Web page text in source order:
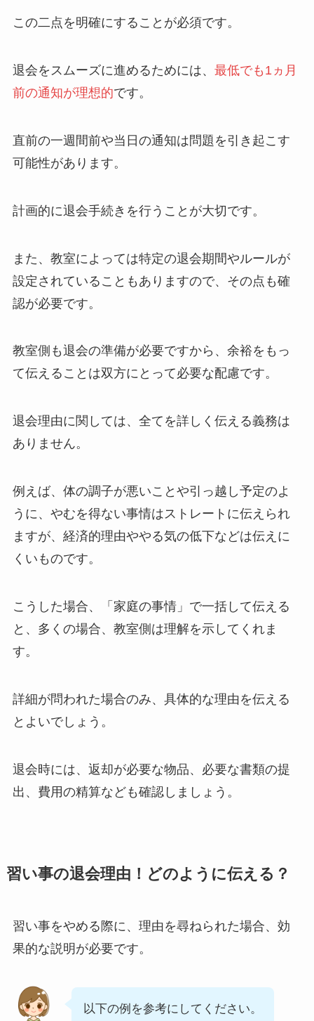
この二点を明確にすることが必須です。
退会をスムーズに進めるためには、 最低でも1ヵ月
前の通知が理想的です。
直前の一週間前や当日の通知は問題を引き起こす
可能性があります。
計画的に退会手続きを行うことが大切です。
また、教室によっては特定の退会期間やルールが
設定されていることもありますので、その点も確
認が必要です。
教室側も退会の準備が必要ですから、余裕をもっ
て伝えることは双方にとって必要な配慮です。
退会理由に関しては、全てを詳しく伝える義務は
ありません。
例えば、体の調子が悪いことや引っ越し予定のよ
うに、やむを得ない事情はストレートに伝えられ
ますが、経済的理由ややる気の低下などは伝えに
くいものです。
こうした場合、「家庭の事情」で一括して伝える
と、多くの場合、教室側は理解を示してくれま
す。
詳細が問われた場合のみ、具体的な理由を伝える
とよいでしょう。
退会時には、返却が必要な物品、必要な書類の提
出、費用の精算なども確認しましょう。
習い事の退会理由！どのように伝える？
習い事をやめる際に、理由を尋ねられた場合、効
果的な説明が必要です。
以下の例を参考にしてください。